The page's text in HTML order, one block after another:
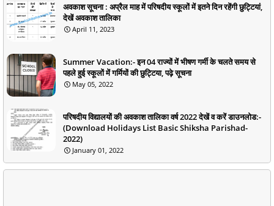
अवकाश सूचना : अप्रैल माह में परिषदीय स्कूलों में इतने दिन रहेंगी छुट्टियां,
देखें अवकाश तालिका
April 11, 2023
Summer Vacation:- इन 04 राज्यों में भीषण गर्मी के चलते समय से
पहले हुई स्कूलों में गर्मियों की छुट्टिया, पढ़े सूचना
May 05, 2022
परिषदीय विद्यालयों की अवकाश तालिका वर्ष 2022 देखें व करें डाउनलोड:-
(Download Holidays List Basic Shiksha Parishad-
2022)
January 01, 2022